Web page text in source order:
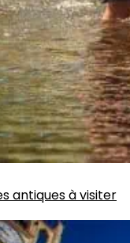
antiques à visiter